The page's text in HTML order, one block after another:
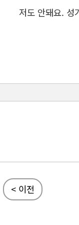
저도 안돼요. 성
< 이전